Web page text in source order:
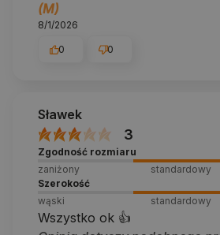
(M)
8/1/2026
0 0
Sławek
3
Zgodność rozmiaru
zaniżony
standardowy
Szerokość
wąski
standardowy
Wszystko ok 👍️